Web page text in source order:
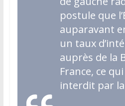
postule que
auparavant
un taux
auprès de la
France, ce
interdit par